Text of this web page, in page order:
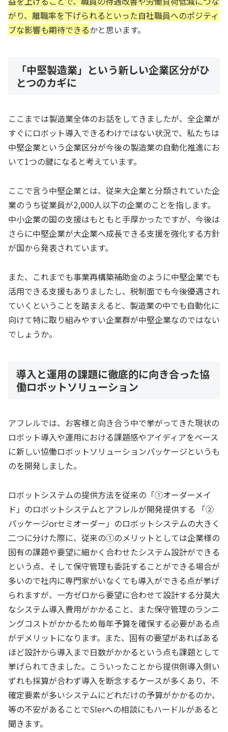
がり、離職率を下げられるといった自社職員へのポジティ
ブな影響も期待できるかと思います。
「中堅製造業」という新しい企業区分がひ
とつのカギに
ここまでは製造業全体のお話をしてきましたが、全企業が
すぐにロボット導入できるわけではない状況で、私たちは
中堅企業という企業区分が今後の製造業の自動化推進にお
いて1つの鍵になると考えています。
ここで言う中堅企業とは、従来大企業と分類されていた企
業のうち従業員が2,000人以下の企業のことを指します。
中小企業の国の支援はもともと手厚かったですが、今後は
さらに中堅企業が大企業へ成長できる支援を強化する方針
が国から発表されています。
また、これまでも事業再構築補助金のように中堅企業でも
活用できる支援もありましたし、税制面でも今後優遇され
ていくということを踏まえると、製造業の中でも自動化に
向けて特に取り組みやすい企業群が中堅企業なのではない
でしょうか。
導入と運用の課題に徹底的に向き合った協
働ロボットソリューション
アフレルでは、お客様と向き合う中で挙がってきた現状の
ロボット導入や運用における課題感やアイディアをベース
に新しい協働ロボットソリューションパッケージというも
のを開発しました。
ロボットシステムの提供方法を従来の「①オーダーメイ
ド」のロボットシステムとアフレルが開発提供する 「②
パッケージorセミオーダー」のロボットシステムの大きく
二つに分けた際に、従来の①のメリットとしては企業様の
固有の課題や要望に細かく合わせたシステム設計ができる
という点、そして保守管理も委託することができる場合が
多いので社内に専門家がいなくても導入ができる点が挙げ
られますが、一方ゼロから要望に合わせて設計する分莫大
なシステム導入費用がかかること、また保守管理のランニ
ングコストがかかるため毎年予算を確保する必要がある点
がデメリットになります。また、固有の要望があればある
ほど設計から導入まで日数がかかるという点も課題として
挙げられてきました。こういったことから提供側導入側い
ずれも採算が合わず導入を断念するケースが多くあり、不
確定要素が多いシステムにどれだけの予算がかかるのか、
等の不安があることでSIerへの相談にもハードルがあると
聞きます。